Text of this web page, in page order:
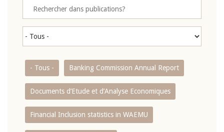
- Tous - Banking Commission Annual Report
Documents d’Etude et d’Analyse Economiques
Financial Inclusion statistics in WAEMU